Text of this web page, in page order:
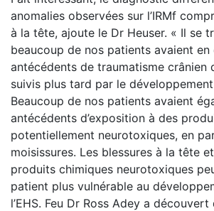
anomalies observées sur l’IRMf
à la tête, ajoute le Dr Heuser. « Il se
beaucoup de nos patients avaient
antécédents de traumatisme crânien
suivis plus tard par le développement
Beaucoup de nos patients avaient
antécédents d’exposition à des
potentiellement neurotoxiques, en
moisissures. Les blessures à la tête
produits chimiques neurotoxiques
patient plus vulnérable au
l’EHS. Feu Dr Ross Adey a